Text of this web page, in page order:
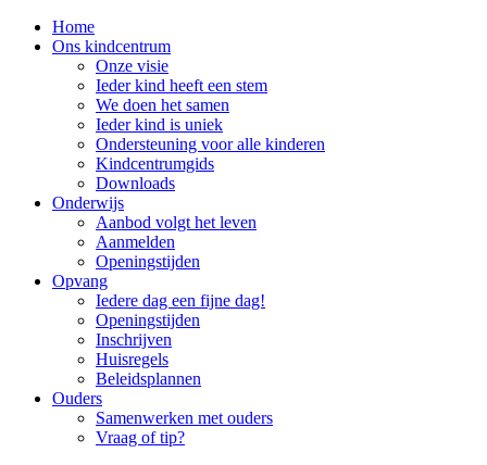
Home
Ons kindcentrum
Onze visie
Ieder kind heeft een stem
We doen het samen
Ieder kind is uniek
Ondersteuning voor alle kinderen
Kindcentrumgids
Downloads
Onderwijs
Aanbod volgt het leven
Aanmelden
Openingstijden
Opvang
Iedere dag een fijne dag!
Openingstijden
Inschrijven
Huisregels
Beleidsplannen
Ouders
Samenwerken met ouders
Vraag of tip?